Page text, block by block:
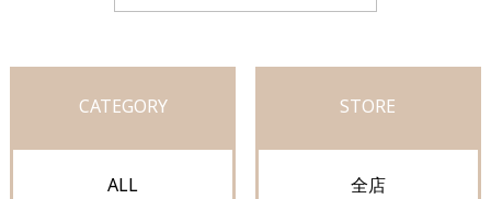
CATEGORY
ALL
STORE
全店